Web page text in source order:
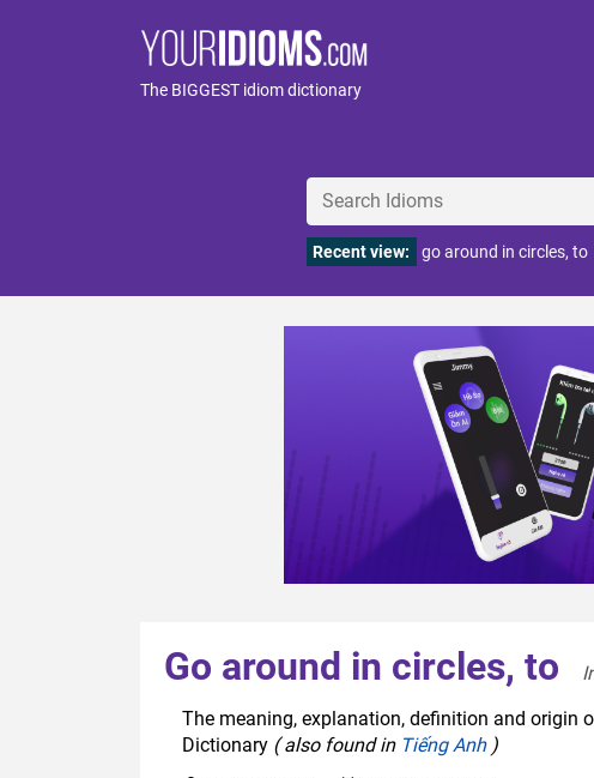
The BIGGEST idiom dictionary
Recent view: go around in circles, to
Go around in circles, to
The meaning, explanation, definition and origin
Dictionary ( also found in Tiếng Anh)